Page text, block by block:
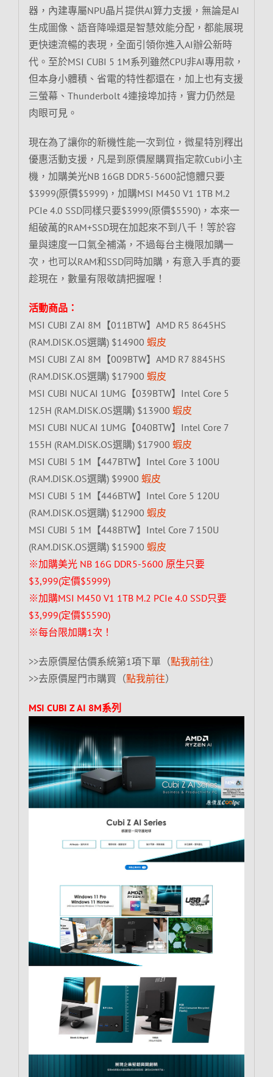
器，內建專屬NPU晶片提供AI算力支援，無論是AI
生成圖像、語音降噪還是智慧效能分配，都能展現
更快速流暢的表現，全面引領你進入AI辦公新時
代。至於MSI CUBI 5 1M系列雖然CPU非AI專用款，
但本身小體積、省電的特性都還在，加上也有支援
三螢幕、Thunderbolt 4連接埠加持，實力仍然是
肉眼可見。
現在為了讓你的新機性能一次到位，微星特別釋出
優惠活動支援，凡是到原價屋購買指定款Cubi小主
機，加購美光NB 16GB DDR5-5600記憶體只要
$3999(原價$5999)，加購MSI M450 V1 1TB M.2
PCIe 4.0 SSD同樣只要$3999(原價$5590)，本來一
組破萬的RAM+SSD現在加起來不到八千！等於容
量與速度一口氣全補滿，不過每台主機限加購一
次，也可以RAM和SSD同時加購，有意入手真的要
趁現在，數量有限敬請把握喔！
活動商品：
MSI CUBI Z AI 8M【011BTW】AMD R5 8645HS
(RAM.DISK.OS選購) $14900 蝦皮
MSI CUBI Z AI 8M【009BTW】AMD R7 8845HS
(RAM.DISK.OS選購) $17900 蝦皮
MSI CUBI NUC AI 1UMG【039BTW】Intel Core 5
125H (RAM.DISK.OS選購) $13900 蝦皮
MSI CUBI NUC AI 1UMG【040BTW】Intel Core 7
155H (RAM.DISK.OS選購) $17900 蝦皮
MSI CUBI 5 1M【447BTW】Intel Core 3 100U
(RAM.DISK.OS選購) $9900 蝦皮
MSI CUBI 5 1M【446BTW】Intel Core 5 120U
(RAM.DISK.OS選購) $12900 蝦皮
MSI CUBI 5 1M【448BTW】Intel Core 7 150U
(RAM.DISK.OS選購) $15900 蝦皮
※加購美光 NB 16G DDR5-5600 原生只要
$3,999(定價$5999)
※加購MSI M450 V1 1TB M.2 PCIe 4.0 SSD只要
$3,999(定價$5590)
※每台限加購1次！
>>去原價屋估價系統第1項下單（點我前往）
>>去原價屋門市購買（點我前往）
MSI CUBI Z AI 8M系列